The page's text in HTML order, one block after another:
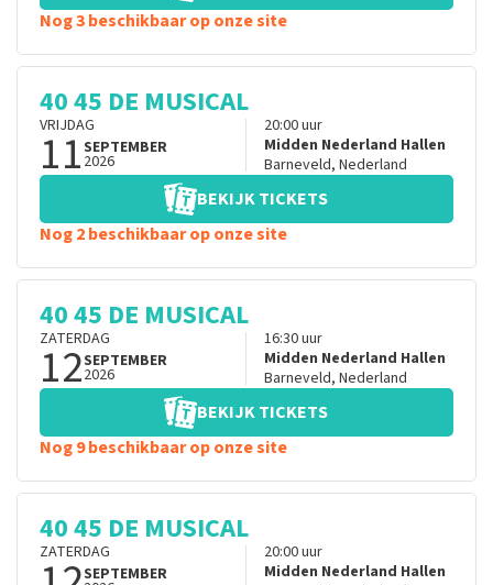
Nog 3 beschikbaar op onze site
40 45 DE MUSICAL
VRIJDAG
11SEPTEMBER
2026
20:00uur
Midden Nederland Hallen
Barneveld, Nederland
BEKIJK TICKETS
Nog 2 beschikbaar op onze site
40 45 DE MUSICAL
ZATERDAG
12SEPTEMBER
2026
16:30uur
Midden Nederland Hallen
Barneveld, Nederland
BEKIJK TICKETS
Nog 9 beschikbaar op onze site
40 45 DE MUSICAL
ZATERDAG
SEPTEMBER
20:00uur
Midden Nederland Hallen